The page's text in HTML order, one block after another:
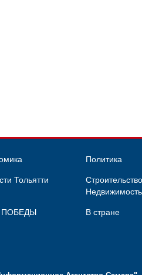
Политика
Тольятти
Недвижимость
ПОБЕДЫ В стране